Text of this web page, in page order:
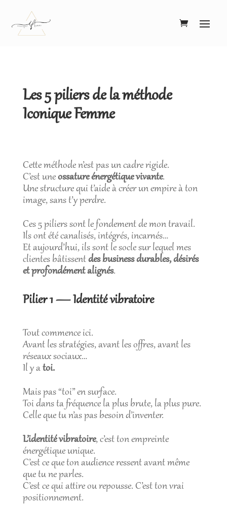
Les 5 piliers de la méthode
Iconique Femme
Cette méthode n’est pas un cadre rigide.
C’est uneossature énergétique vivante.
Une structure qui t’aide à créer un empire à ton
image, sans t’y perdre.
Ces 5 piliers sont le fondement de mon travail.
Ils ont été canalisés, intégrés, incarnés…
Et aujourd’hui, ils sont le socle sur lequel mes
clientes bâtissentdes business durables, désirés
et profondément alignés.
Pilier 1 — Identité vibratoire
Tout commence ici.
Avant les stratégies, avant les offres, avant les
réseaux sociaux…
Il y atoi.
Mais pas “toi” en surface.
Toi dans ta fréquence la plus brute, la plus pure.
Celle que tu n’as pas besoin d’inventer.
L’identité vibratoire, c’est ton empreinte
énergétique unique.
C’est ce que ton audience ressent avant même
que tu ne parles.
C’est ce qui attire ou repousse. C’est ton vrai
positionnement.